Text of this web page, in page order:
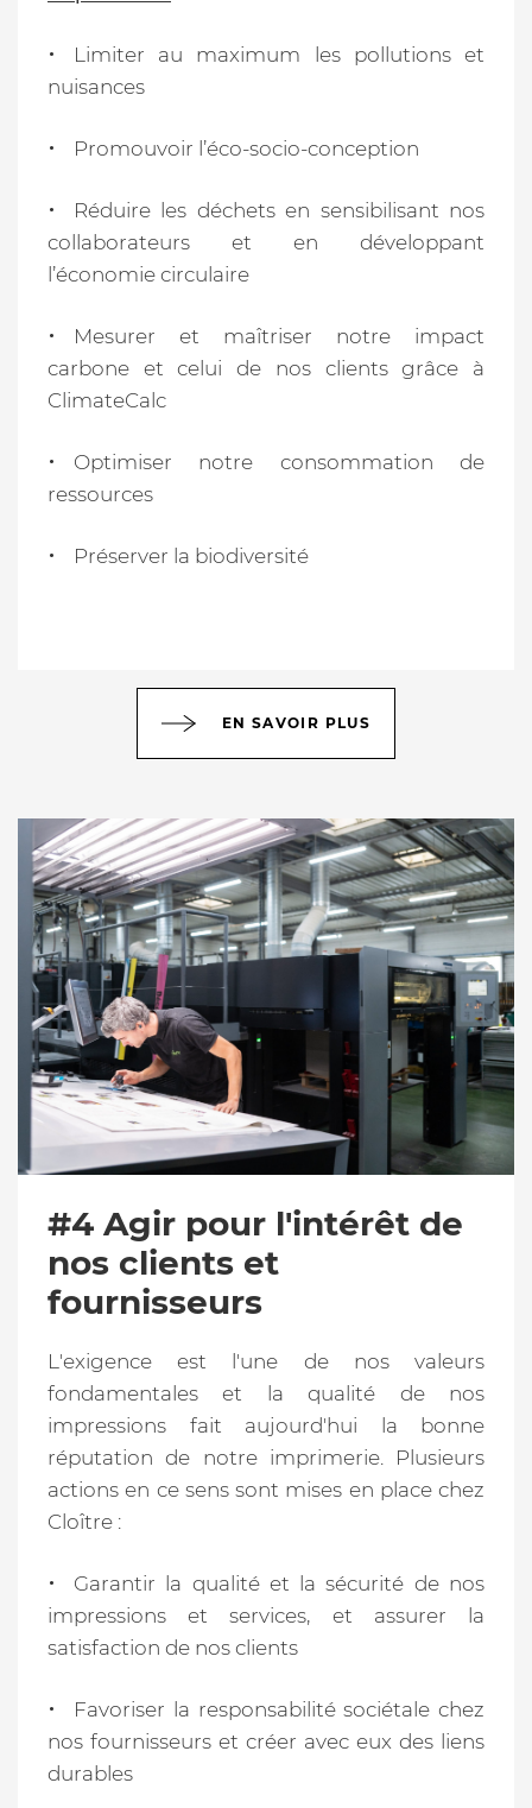
EN SAVOIR PLUS
Limiter au maximum les pollutions et
nuisances
Promouvoir l’éco-socio-conception
Réduire les déchets en sensibilisant nos
collaborateurs et en développant
l’économie circulaire
Mesurer et maîtriser notre impact
carbone et celui de nos clients grâce à
ClimateCalc
Optimiser notre consommation de
ressources
Préserver la biodiversité
#4 Agir pour l'intérêt de
nos clients et
fournisseurs
L'exigence est l'une de nos valeurs
fondamentales et la qualité de nos
impressions fait aujourd'hui la bonne
réputation de notre imprimerie. Plusieurs
actions en ce sens sont mises en place chez
Cloître :
Garantir la qualité et la sécurité de nos
impressions et services, et assurer la
satisfaction de nos clients
Favoriser la responsabilité sociétale chez
nos fournisseurs et créer avec eux des liens
durables